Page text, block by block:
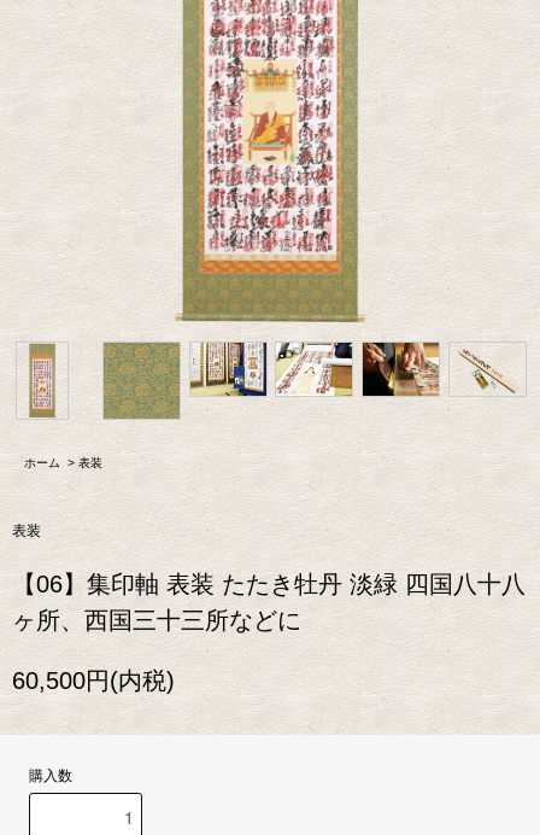
ホーム > 表装
表装
【06】集印軸 表装 たたき牡丹 淡緑 四国八十八
ヶ所、西国三十三所などに
60,500円(内税)
購入数